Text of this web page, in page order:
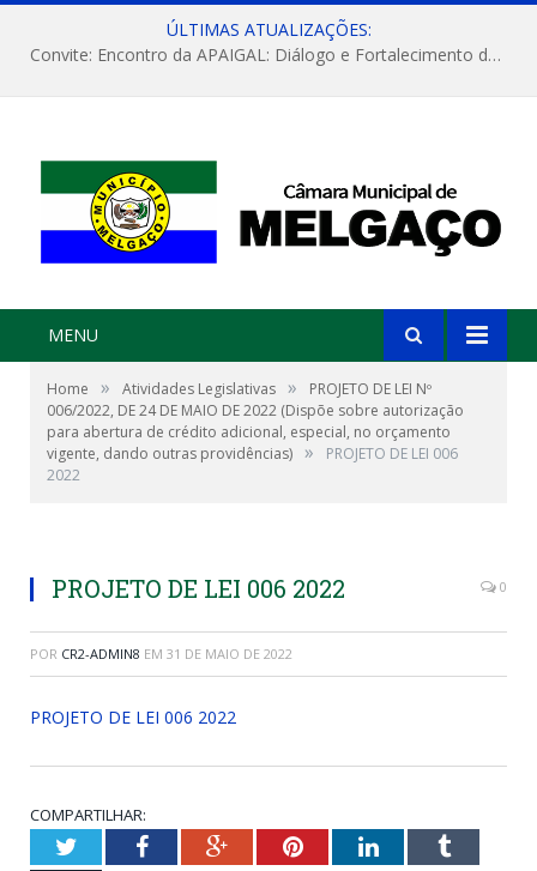
ÚLTIMAS ATUALIZAÇÕES:
Convite: Encontro da APAIGAL: Diálogo e Fortalecimento da Agricultura Familiar
MENU
Home » Atividades Legislativas »
PROJETO DE LEI Nº
006/2022, DE 24 DE MAIO DE 2022 (Dispõe sobre autorização
para abertura de crédito adicional, especial, no orçamento
vigente, dando outras providências) »
PROJETO DE LEI 006
2022
PROJETO DE LEI 006 2022 0
POR CR2-ADMIN8 EM 31 DE MAIO DE 2022
PROJETO DE LEI 006 2022
COMPARTILHAR:
TwitterFacebookGoogle+PinterestLinkedInTumblr